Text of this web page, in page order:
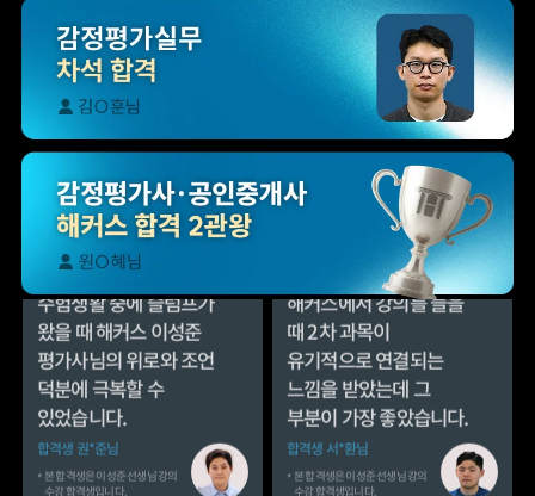
합격생 이*영님
본 합격생은 최동진 선생님 강의
본 합격생은 최동진 선생님 강의
수강 합격생입니다.
왔을 때 해커스 이성준
평가사님의 위로와 조언
덕분에 극복할 수
합격생 권*준님
본 합격생은 이성준 선생님 강의
수강 합격생입니다.
해커스에서 강의를 들을
때 2차 과목이
유기적으로 연결되는
느낌을 받았는데 그
부분이 가장 좋았습니다.
합격생 서*환님
본 합격생은 이성준 선생님 강의
수강 합격생입니다.
해커스 최동진
평가사님의
해커스 회계학 정윤돈
선생님과 경제학 서호성